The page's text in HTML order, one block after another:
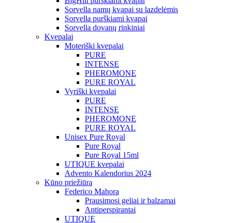
Sorvella namų kvapai su lazdelėmis
Sorvella purškiami kvapai
Sorvella dovanų rinkiniai
Kvepalai
Moteriški kvepalai
PURE
INTENSE
PHEROMONE
PURE ROYAL
Vyriški kvepalai
PURE
INTENSE
PHEROMONE
PURE ROYAL
Unisex Pure Royal
Pure Royal
Pure Royal 15ml
UTIQUE kvepalai
Advento Kalendorius 2024
Kūno priežiūra
Federico Mahora
Prausimosi geliai ir balzamai
Antiperspirantai
UTIQUE